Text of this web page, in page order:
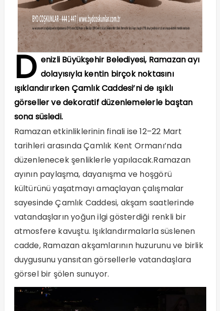
D enizli Büyükşehir Belediyesi, Ramazan ayı
dolayısıyla kentin birçok noktasını
ışıklandırırken Çamlık Caddesi’ni de ışıklı
görseller ve dekoratif düzenlemelerle baştan
sona süsledi.
Ramazan etkinliklerinin finali ise 12–22 Mart
tarihleri arasında Çamlık Kent Ormanı’nda
düzenlenecek şenliklerle yapılacak.Ramazan
ayının paylaşma, dayanışma ve hoşgörü
kültürünü yaşatmayı amaçlayan çalışmalar
sayesinde Çamlık Caddesi, akşam saatlerinde
vatandaşların yoğun ilgi gösterdiği renkli bir
atmosfere kavuştu. Işıklandırmalarla süslenen
cadde, Ramazan akşamlarının huzurunu ve birlik
duygusunu yansıtan görsellerle vatandaşlara
görsel bir şölen sunuyor.